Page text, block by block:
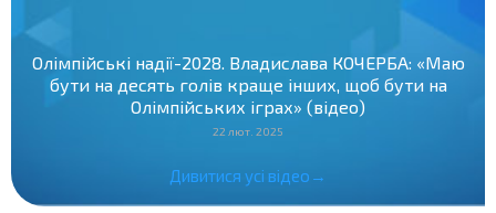
Олімпійські надії-2028. Владислава КОЧЕРБА: «Маю
бути на десять голів краще інших, щоб бути на
Олімпійських іграх» (відео)
22 лют. 2025
Дивитися усі відео→